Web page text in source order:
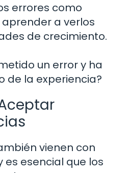
errores como
a verlos
de crecimiento.
un error y ha
de la experiencia?
vienen con
es esencial que los